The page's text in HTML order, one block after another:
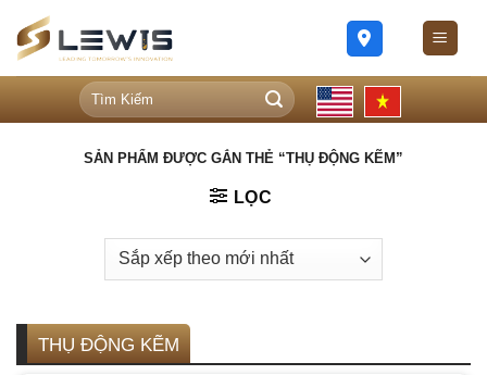
content
Tìm
kiếm:
SẢN PHẨM ĐƯỢC GẮN THẺ “THỤ ĐỘNG KẼM”
LỌC
THỤ ĐỘNG KẼM